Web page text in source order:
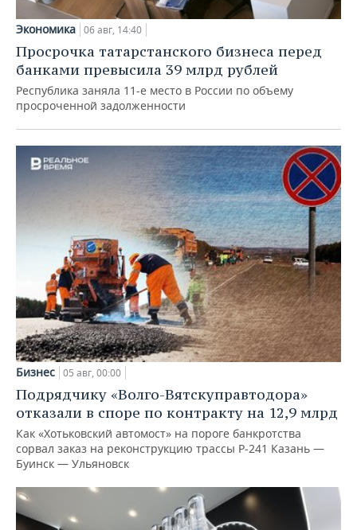
Экономика 06 авг, 14:40
Просрочка татарстанского бизнеса перед
банками превысила 39 млрд рублей
Республика заняла 11-е место в России по объему
просроченной задолженности
Бизнес 05 авг, 00:00
Подрядчику «Волго-Вятскуправтодора»
отказали в споре по контракту на 12,9 млрд
Как «Хотьковский автомост» на пороге банкротства
сорвал заказ на реконструкцию трассы Р‑241 Казань —
Буинск — Ульяновск